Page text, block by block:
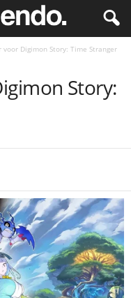
voor Digimon Story: Time Stranger
Story: